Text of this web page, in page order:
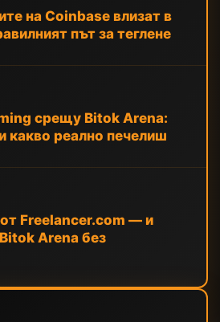
на Coinbase влизат в
път за теглене
срещу Bitok Arena:
какво реално печелиш
Freelancer.com — и
Arena без